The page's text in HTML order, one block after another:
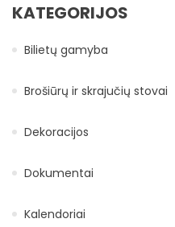
KATEGORIJOS
Bilietų gamyba
Brošiūrų ir skrajučių stovai
Dekoracijos
Dokumentai
Kalendoriai